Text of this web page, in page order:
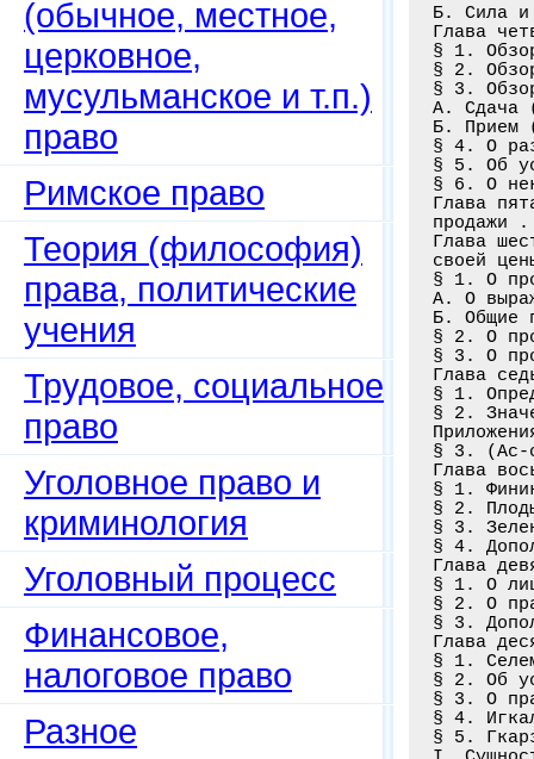
(обычное, местное,
церковное,
мусульманское и т.п.)
право
Римское право
Теория (философия)
права, политические
учения
Трудовое, социальное
право
Уголовное право и
криминология
Уголовный процесс
Финансовое,
налоговое право
Разное
Б.
Глава
§ 1.
§ 2.
§ 3.
А.
Б.
§ 4. О
§ 5.
§ 6. О
Глава
Глава
своей
§ 1. О
А. О
Б.
§ 2. О
§ 3. О
Глава
§ 1.
§ 2.
§ 3. (Ас-
Глава
§ 1.
§ 2.
§ 3.
§ 4.
Глава
§ 1. О
§ 2. О
§ 3.
Глава
§ 1.
§ 2. Об
§ 3. О
§ 4.
§ 5.